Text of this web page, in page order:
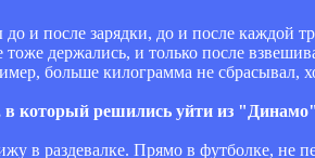
и после зарядки, до и после каждой
тоже держались, и только после
больше килограмма не сбрасывал,
в который решились уйти из
в раздевалке. Прямо в футболке, не